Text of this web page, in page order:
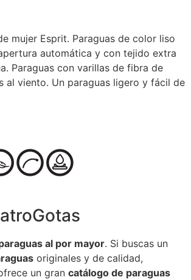
mujer Esprit. Paraguas de color liso
automática y con tejido extra
Paraguas con varillas de fibra de
al viento. Un paraguas ligero y fácil de
al por mayor. Si buscas un
originales y de calidad,
un gran catálogo de paraguas